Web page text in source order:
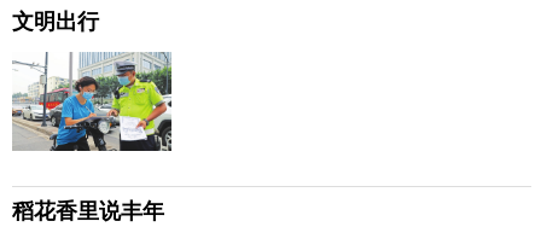
文明出行
稻花香里说丰年